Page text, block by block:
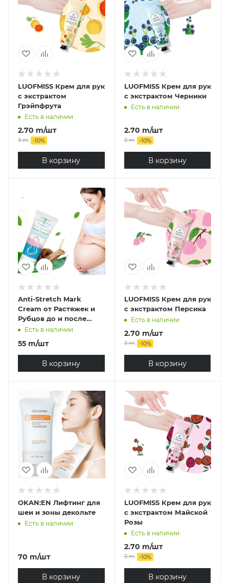
LUOFMISS Крем для рук
с экстрактом
Грэйпфрута
Есть в наличии
2.70 m/шт
3m -10%
В корзину
LUOFMISS Крем для рук
с экстрактом Черники
Есть в наличии
2.70 m/шт
3m -10%
В корзину
Anti-Stretch Mark
Cream от Растяжек и
Рубцов до и после
родов, 60 г
Есть в наличии
55 m/шт
В корзину
LUOFMISS Крем для рук
с экстрактом Персика
Есть в наличии
2.70 m/шт
3m -10%
В корзину
OKAN:EN Лифтинг для
шеи и зоны декольте
Есть в наличии
70 m/шт
В корзину
LUOFMISS Крем для рук
с экстрактом Майской
Розы
Есть в наличии
2.70 m/шт
3m -10%
В корзину